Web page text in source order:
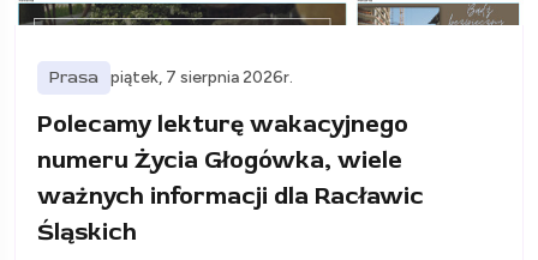
Prasa piątek, 7 sierpnia 2026r.
Polecamy lekturę wakacyjnego
numeru Życia Głogówka, wiele
ważnych informacji dla Racławic
Śląskich